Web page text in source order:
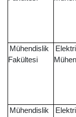
Mühendislik
Fakültesi
Mühendislik